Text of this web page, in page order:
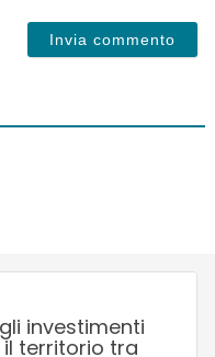
investimenti
il territorio tra